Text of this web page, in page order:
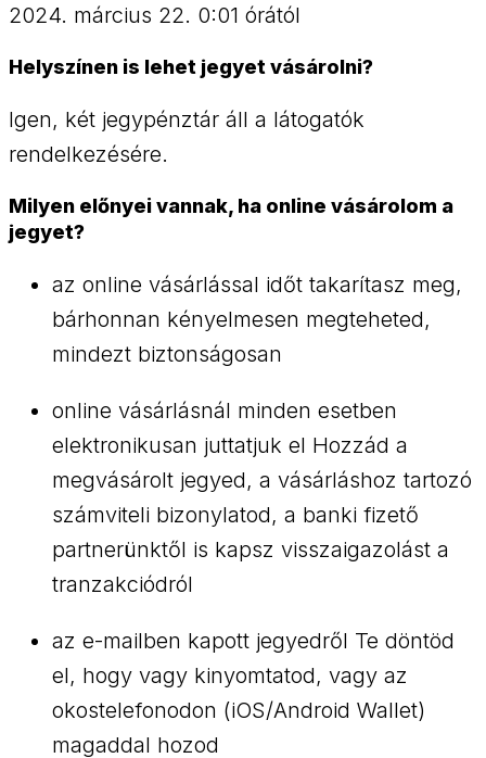
2024. március 22. 0:01 órától
Helyszínen is lehet jegyet vásárolni?
Igen, két jegypénztár áll a látogatók
rendelkezésére.
Milyen előnyei vannak, ha online vásárolom a
jegyet?
az online vásárlással időt takarítasz meg,
bárhonnan kényelmesen megteheted,
mindezt biztonságosan
online vásárlásnál minden esetben
elektronikusan juttatjuk el Hozzád a
megvásárolt jegyed, a vásárláshoz tartozó
számviteli bizonylatod, a banki fizető
partnerünktől is kapsz visszaigazolást a
tranzakciódról
az e-mailben kapott jegyedről Te döntöd
el, hogy vagy kinyomtatod, vagy az
okostelefonodon (iOS/Android Wallet)
magaddal hozod